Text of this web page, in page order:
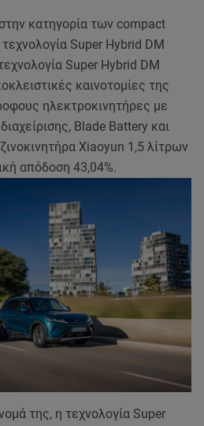
κατηγορία των compact
Super Hybrid DM
Super Hybrid DM
καινοτομίες της
ηλεκτροκινητήρες με
Blade Battery και
Xiaoyun 1,5 λίτρων
απόδοση 43,04%.
της, η τεχνολογία Super